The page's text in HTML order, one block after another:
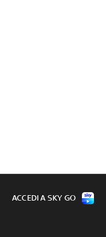
ACCEDI A SKY GO